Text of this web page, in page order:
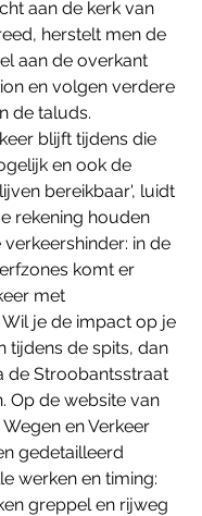
aan de kerk van
herstelt men de
aan de overkant
en volgen verdere
de taluds.
blijft tijdens die
en ook de
bereikbaar', luidt
rekening houden
in de
komt er
met
je de impact op je
tijdens de spits, dan
de Stroobantsstraat
Op de website van
en Verkeer
gedetailleerd
werken en timing:
greppel en rijweg